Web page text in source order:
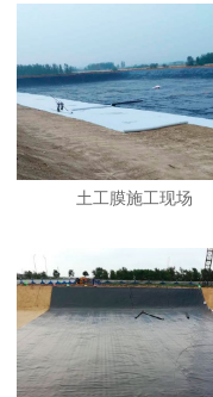
土工膜施工现场